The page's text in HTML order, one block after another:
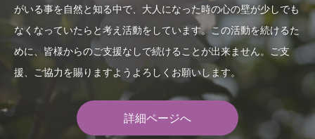
がいる事を自然と知る中で、大人になった時の心の壁が少しでも
なくなっていたらと考え活動をしています。この活動を続けるた
めに、皆様からのご支援なしで続けることが出来ません。ご支
援、ご協力を賜りますようよろしくお願いします。
詳細ページへ